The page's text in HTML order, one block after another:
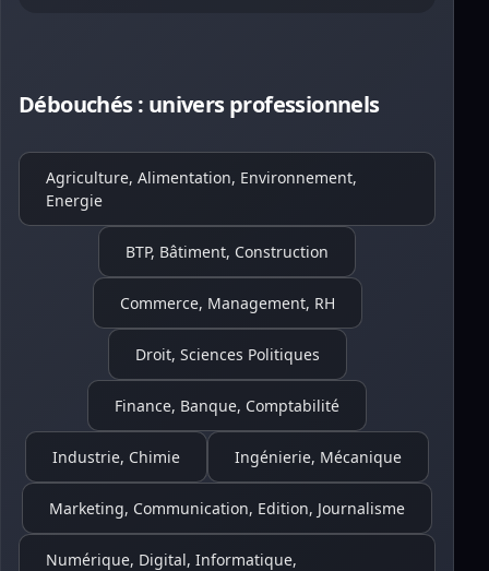
Débouchés : univers professionnels
Agriculture, Alimentation, Environnement,
Energie
BTP, Bâtiment, Construction
Commerce, Management, RH
Droit, Sciences Politiques
Finance, Banque, Comptabilité
Industrie, Chimie Ingénierie, Mécanique
Marketing, Communication, Edition, Journalisme
Numérique, Digital, Informatique,